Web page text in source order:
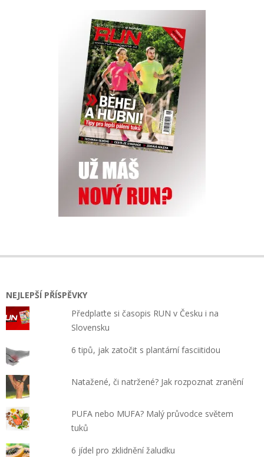
NEJLEPŠÍ PŘÍSPĚVKY
Předplaťte si časopis RUN v Česku i na
Slovensku
6 tipů, jak zatočit s plantární fasciitidou
Natažené, či natržené? Jak rozpoznat zranění
PUFA nebo MUFA? Malý průvodce světem
tuků
6 jídel pro zklidnění žaludku